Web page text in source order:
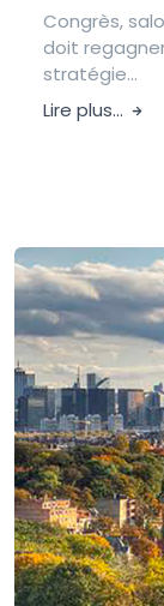
Congrès,
doit
stratégie...
Lire plus...